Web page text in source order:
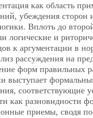
как область
убеждения
Вплоть до
логические и
к аргументации в
рассуждения на
форм
выступает
как разновидности
приемы, сводя